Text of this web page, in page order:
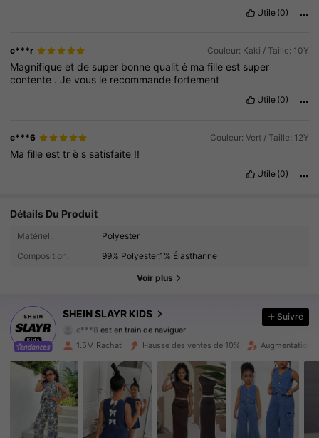
Utile (0)
c***r Couleur: Kaki / Taille: 10Y
Magnifiqueetde super bonnequalité mafilleest super
contente .Jevous le recommandefortement
Utile (0)
e***6 Couleur: Vert / Taille: 12Y
Mafilleesttrè s satisfaite !!
Utile (0)
Détails Du Produit
Matériel:
Polyester
Composition:
99% Polyester,1% Élasthanne
Voir plus
SHEIN SLAYR KIDS
298K Suiveurs
298K Suiveurs
c***8 est en train de naviguer
4.92
298K Suiveurs
4.92 298K Suiveurs
4.92 298K Suiveurs
Suivre
1.5M Rachat Hausse des ventes de 10% Augmentation